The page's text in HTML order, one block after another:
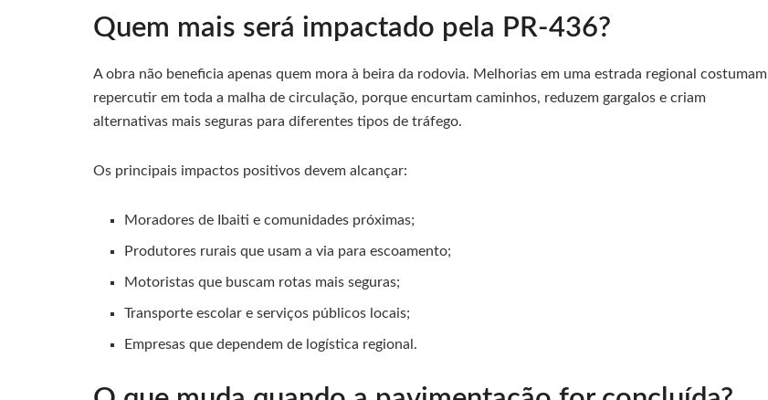
Quem mais será impactado pela PR-436?
A obra não beneficia apenas quem mora à beira da rodovia. Melhorias em uma estrada regional costumam
repercutir em toda a malha de circulação, porque encurtam caminhos, reduzem gargalos e criam
alternativas mais seguras para diferentes tipos de tráfego.
Os principais impactos positivos devem alcançar:
Moradores de Ibaiti e comunidades próximas;
Produtores rurais que usam a via para escoamento;
Motoristas que buscam rotas mais seguras;
Transporte escolar e serviços públicos locais;
Empresas que dependem de logística regional.